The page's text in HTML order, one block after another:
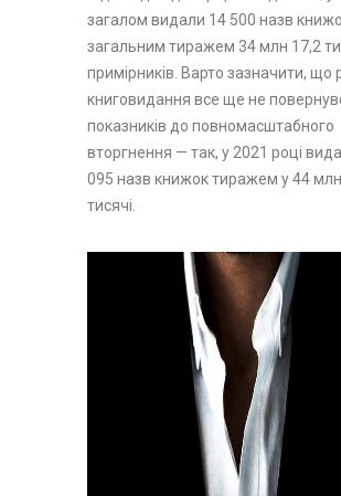
загалом видали 14 500 назв
загальним тиражем 34 млн 17,2
примірників. Варто зазначити, що
книговидання все ще не
показників до повномасштабного
вторгнення — так, у 2021 році
095 назв книжок тиражем у 44
тисячі.